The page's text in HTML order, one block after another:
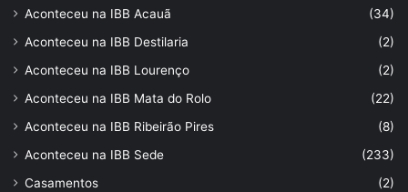
Aconteceu na IBB Acauã
(34)
Aconteceu na IBB Destilaria
(2)
Aconteceu na IBB Lourenço
(2)
Aconteceu na IBB Mata do Rolo
(22)
Aconteceu na IBB Ribeirão Pires
(8)
Aconteceu na IBB Sede
(233)
Casamentos
(2)